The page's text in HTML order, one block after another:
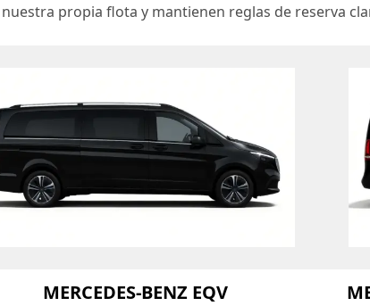
propia flota y mantienen reglas de reserva
MERCEDES-BENZ EQV